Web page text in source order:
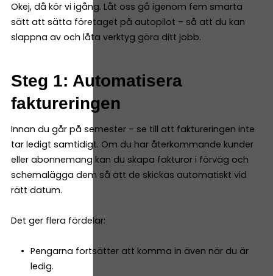
Okej, då kör vi igång. Låt oss gå igenom fem smarta
sätt att sätta företaget på autopilot – så att du kan
slappna av och låta verktyg göra ditt jobb.
Steg 1: Automatisera
faktureringen
Innan du går på semester – se till att faktureringen inte
tar ledigt samtidigt. Om du har återkommande kunder
eller abonnemang kan du skapa fakturor i förväg och
schemalägga dem så att de skickas automatiskt vid
rätt datum.
Det ger flera fördelar:
Pengarna fortsätter att komma in även när du är
ledig.